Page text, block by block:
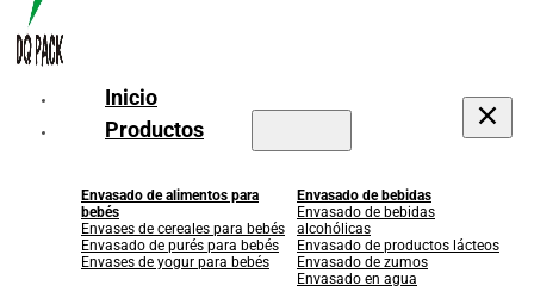
Inicio
Productos
Envasado de alimentos para
bebés
Envases de cereales para bebés
Envasado de purés para bebés
Envases de yogur para bebés
Envasado de bebidas
Envasado de bebidas
alcohólicas
Envasado de productos lácteos
Envasado de zumos
Envasado en agua